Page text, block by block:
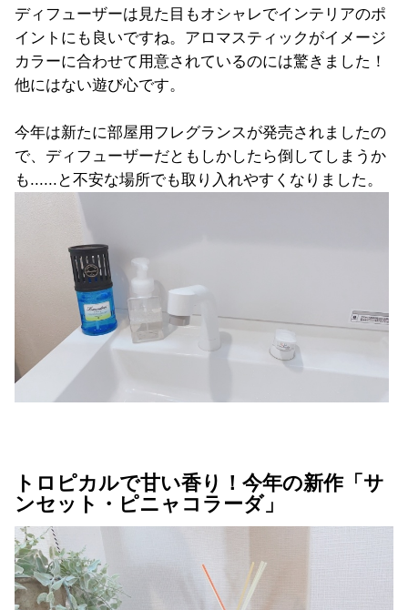
ディフューザーは見た目もオシャレでインテリアのポ
イントにも良いですね。 アロマスティックがイメージ
カラーに合わせて用意されているのには驚きました！
他にはない遊び心です。
今年は新たに部屋用フレグランスが発売されましたの
で、ディフューザーだともしかしたら倒してしまうか
も......と不安な場所でも取り入れやすくなりました。
トロピカルで甘い香り！今年の新作「サ
ンセット・ピニャコラーダ」